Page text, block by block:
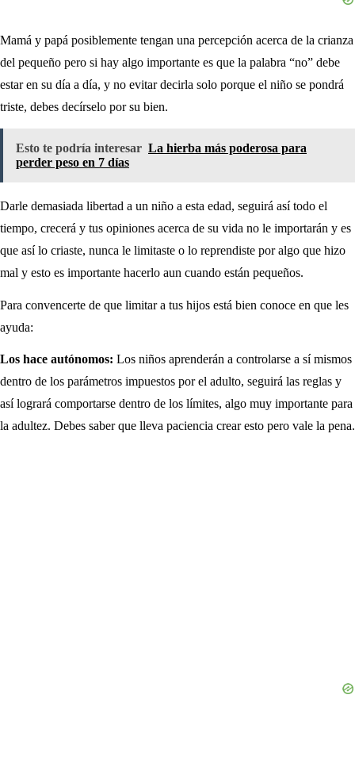
Mamá y papá posiblemente tengan una percepción acerca de la crianza
del pequeño pero si hay algo importante es que la palabra “no” debe
estar en su día a día, y no evitar decirla solo porque el niño se pondrá
triste, debes decírselo por su bien.
Esto te podría interesar La hierba más poderosa para
perder peso en 7 días
Darle demasiada libertad a un niño a esta edad, seguirá así todo el
tiempo, crecerá y tus opiniones acerca de su vida no le importarán y es
que así lo criaste, nunca le limitaste o lo reprendiste por algo que hizo
mal y esto es importante hacerlo aun cuando están pequeños.
Para convencerte de que limitar a tus hijos está bien conoce en que les
ayuda:
Los hace autónomos: Los niños aprenderán a controlarse a sí mismos
dentro de los parámetros impuestos por el adulto, seguirá las reglas y
así logrará comportarse dentro de los límites, algo muy importante para
la adultez. Debes saber que lleva paciencia crear esto pero vale la pena.